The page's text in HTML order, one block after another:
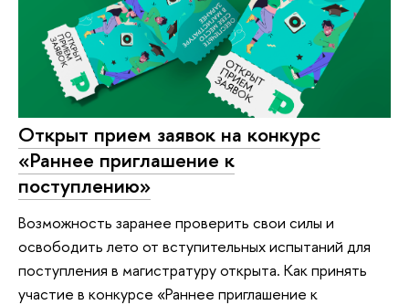
Открыт прием заявок на конкурс
«Раннее приглашение к
поступлению»
Возможность заранее проверить свои силы и
освободить лето от вступительных испытаний для
поступления в магистратуру открыта. Как принять
участие в конкурсе «Раннее приглашение к